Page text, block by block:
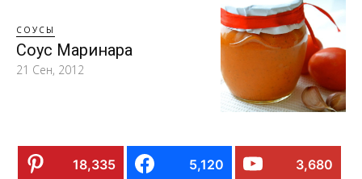
СОУСЫ
Соус Маринара
21 Сен, 2012
18,335 5,120 3,680